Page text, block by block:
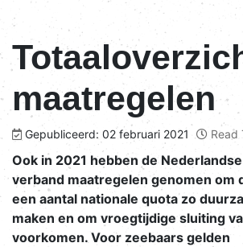
maatregelen
Gepubliceerd: 02 februari 2021 Read
Ook in 2021 hebben de Nederlandse
verband maatregelen genomen om
een aantal nationale quota zo
maken en om vroegtijdige sluiting
voorkomen. Voor zeebaars gelden